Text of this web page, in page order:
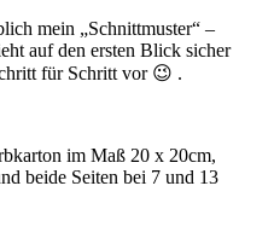
mein „Schnittmuster“ –
auf den ersten Blick sicher
für Schritt vor 😉 .
im Maß 20 x 20cm,
beide Seiten bei 7 und 13